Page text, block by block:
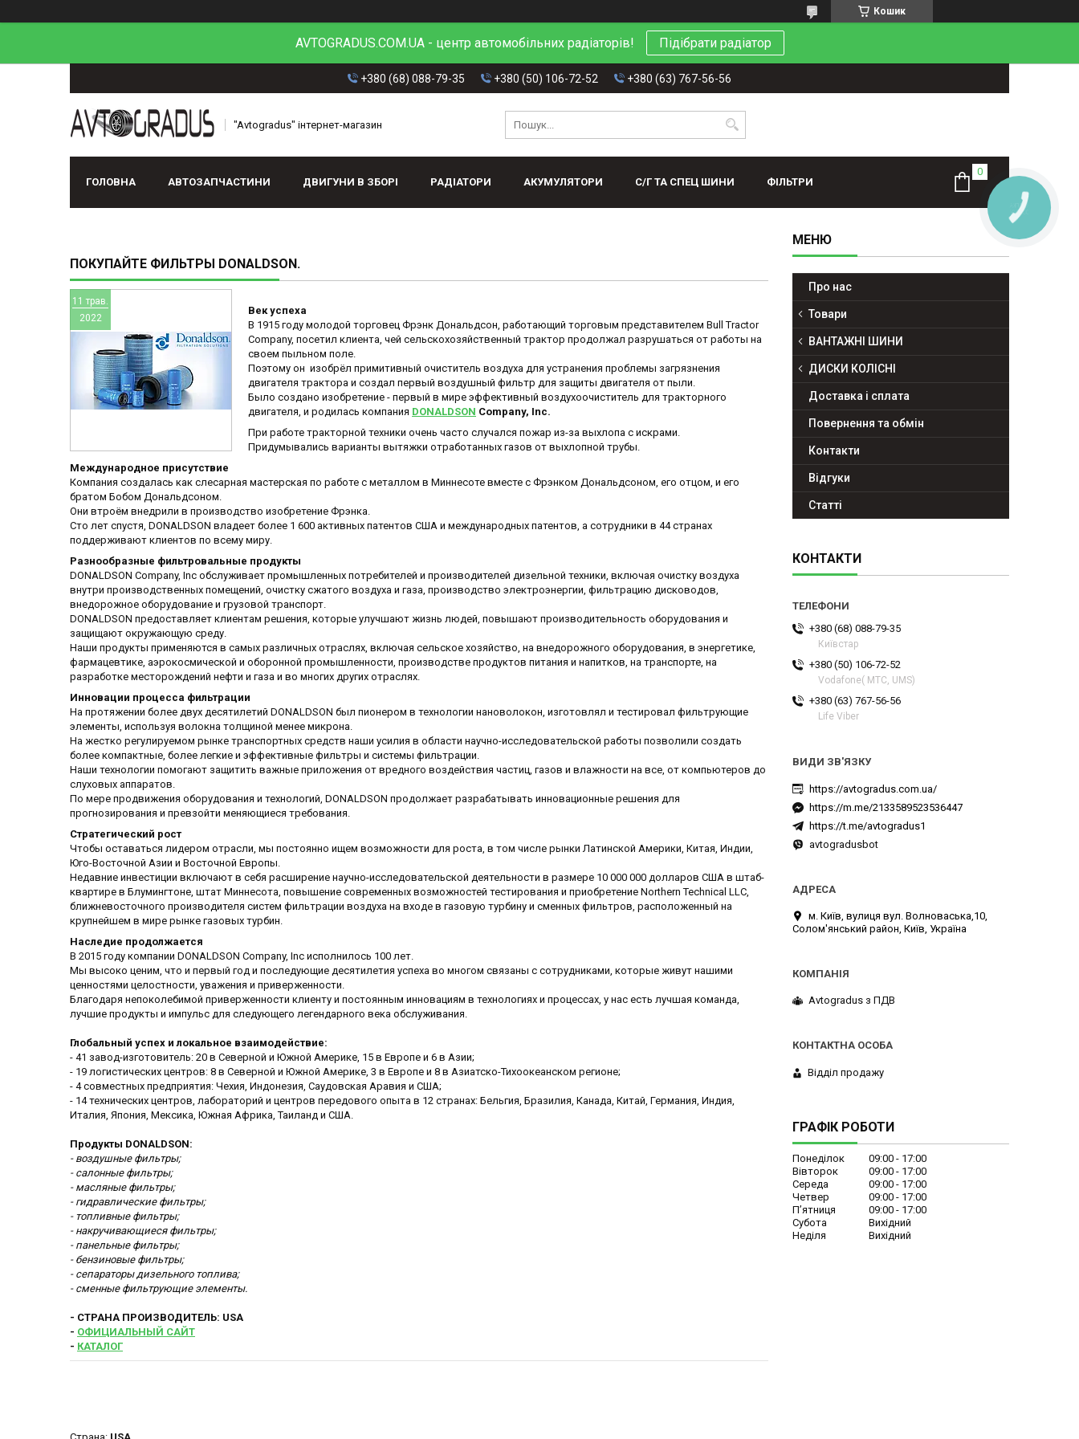
Кошик
AVTOGRADUS.COM.UA - центр автомобільних радіаторів! Підібрати радіатор
+380 (68) 088-79-35 +380 (50) 106-72-52 +380 (63) 767-56-56
"Avtogradus" інтернет-магазин
ГОЛОВНА АВТОЗАПЧАСТИНИ ДВИГУНИ В ЗБОРІ РАДІАТОРИ АКУМУЛЯТОРИ С/Г ТА СПЕЦ ШИНИ ФІЛЬТРИ
ПОКУПАЙТЕ ФИЛЬТРЫ DONALDSON.
11 трав.
2022
Век успеха
В 1915 году молодой торговец Фрэнк Дональдсон, работающий торговым представителем Bull Tractor
Company, посетил клиента, чей сельскохозяйственный трактор продолжал разрушаться от работы на
своем пыльном поле.
Поэтому он изобрёл примитивный очиститель воздуха для устранения проблемы загрязнения
двигателя трактора и создал первый воздушный фильтр для защиты двигателя от пыли.
Было создано изобретение - первый в мире эффективный воздухоочиститель для тракторного
двигателя, и родилась компания DONALDSON Company, Inc.
При работе тракторной техники очень часто случался пожар из-за выхлопа с искрами.
Придумывались варианты вытяжки отработанных газов от выхлопной трубы.
Международное присутствие
Компания создалась как слесарная мастерская по работе с металлом в Миннесоте вместе с Фрэнком Дональдсоном, его отцом, и его
братом Бобом Дональдсоном.
Они втроём внедрили в производство изобретение Фрэнка.
Сто лет спустя, DONALDSON владеет более 1 600 активных патентов США и международных патентов, а сотрудники в 44 странах
поддерживают клиентов по всему миру.
Разнообразные фильтровальные продукты
DONALDSON Company, Inc обслуживает промышленных потребителей и производителей дизельной техники, включая очистку воздуха
внутри производственных помещений, очистку сжатого воздуха и газа, производство электроэнергии, фильтрацию дисководов,
внедорожное оборудование и грузовой транспорт.
DONALDSON предоставляет клиентам решения, которые улучшают жизнь людей, повышают производительность оборудования и
защищают окружающую среду.
Наши продукты применяются в самых различных отраслях, включая сельское хозяйство, на внедорожного оборудования, в энергетике,
фармацевтике, аэрокосмической и оборонной промышленности, производстве продуктов питания и напитков, на транспорте, на
разработке месторождений нефти и газа и во многих других отраслях.
Инновации процесса фильтрации
На протяжении более двух десятилетий DONALDSON был пионером в технологии нановолокон, изготовлял и тестировал фильтрующие
элементы, используя волокна толщиной менее микрона.
На жестко регулируемом рынке транспортных средств наши усилия в области научно-исследовательской работы позволили создать
более компактные, более легкие и эффективные фильтры и системы фильтрации.
Наши технологии помогают защитить важные приложения от вредного воздействия частиц, газов и влажности на все, от компьютеров до
слуховых аппаратов.
По мере продвижения оборудования и технологий, DONALDSON продолжает разрабатывать инновационные решения для
прогнозирования и превзойти меняющиеся требования.
Стратегический рост
Чтобы оставаться лидером отрасли, мы постоянно ищем возможности для роста, в том числе рынки Латинской Америки, Китая, Индии,
Юго-Восточной Азии и Восточной Европы.
Недавние инвестиции включают в себя расширение научно-исследовательской деятельности в размере 10 000 000 долларов США в штаб-
квартире в Блумингтоне, штат Миннесота, повышение современных возможностей тестирования и приобретение Northern Technical LLC,
ближневосточного производителя систем фильтрации воздуха на входе в газовую турбину и сменных фильтров, расположенный на
крупнейшем в мире рынке газовых турбин.
Наследие продолжается
В 2015 году компании DONALDSON Company, Inc исполнилось 100 лет.
Мы высоко ценим, что и первый год и последующие десятилетия успеха во многом связаны с сотрудниками, которые живут нашими
ценностями целостности, уважения и приверженности.
Благодаря непоколебимой приверженности клиенту и постоянным инновациям в технологиях и процессах, у нас есть лучшая команда,
лучшие продукты и импульс для следующего легендарного века обслуживания.
Глобальный успех и локальное взаимодействие:
- 41 завод-изготовитель: 20 в Северной и Южной Америке, 15 в Европе и 6 в Азии;
- 19 логистических центров: 8 в Северной и Южной Америке, 3 в Европе и 8 в Азиатско-Тихоокеанском регионе;
- 4 совместных предприятия: Чехия, Индонезия, Саудовская Аравия и США;
- 14 технических центров, лабораторий и центров передового опыта в 12 странах: Бельгия, Бразилия, Канада, Китай, Германия, Индия,
Италия, Япония, Мексика, Южная Африка, Таиланд и США.
Продукты DONALDSON:
- воздушные фильтры;
- салонные фильтры;
- масляные фильтры;
- гидравлические фильтры;
- топливные фильтры;
- накручивающиеся фильтры;
- панельные фильтры;
- бензиновые фильтры;
- сепараторы дизельного топлива;
- сменные фильтрующие элементы.
- СТРАНА ПРОИЗВОДИТЕЛЬ: USA
- ОФИЦИАЛЬНЫЙ САЙТ
- КАТАЛОГ
Про нас
Товари
ВАНТАЖНІ ШИНИ
ДИСКИ КОЛІСНІ
Доставка і сплата
Повернення та обмін
Контакти
Відгуки
Статті
КОНТАКТИ
+380 (68) 088-79-35
Київстар
+380 (50) 106-72-52
Vodafone( МТС, UMS)
+380 (63) 767-56-56
Life Viber
https://avtogradus.com.ua/
https://m.me/2133589523536447
https://t.me/avtogradus1
avtogradusbot
м. Київ, вулиця вул. Волноваська,10,
Солом'янський район, Київ, Україна
Avtogradus з ПДВ
Відділ продажу
ГРАФІК РОБОТИ
Понеділок 09:00
17:00
Вівторок
09:00
17:00
Середа
09:00
17:00
Четвер
09:00
17:00
Пʼятниця
09:00
17:00
Субота
Вихідний
Неділя
Вихідний